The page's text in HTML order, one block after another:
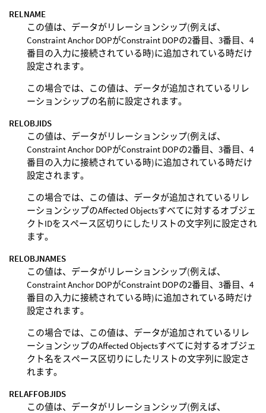
RELNAME
この値は、データがリレーションシップ(例えば、
Constraint Anchor DOPがConstraint DOPの2番目、3番目、4
番目の入力に接続されている時)に追加されている時だけ
設定されます。
この場合では、この値は、データが追加されているリレ
ーションシップの名前に設定されます。
RELOBJIDS
この値は、データがリレーションシップ(例えば、
Constraint Anchor DOPがConstraint DOPの2番目、3番目、4
番目の入力に接続されている時)に追加されている時だけ
設定されます。
この場合では、この値は、データが追加されているリレ
ーションシップのAffected Objectsすべてに対するオブジェ
クトIDをスペース区切りにしたリストの文字列に設定され
ます。
RELOBJNAMES
この値は、データがリレーションシップ(例えば、
Constraint Anchor DOPがConstraint DOPの2番目、3番目、4
番目の入力に接続されている時)に追加されている時だけ
設定されます。
この場合では、この値は、データが追加されているリレ
ーションシップのAffected Objectsすべてに対するオブジェ
クト名をスペース区切りにしたリストの文字列に設定さ
れます。
RELAFFOBJIDS
この値は、データがリレーションシップ(例えば、